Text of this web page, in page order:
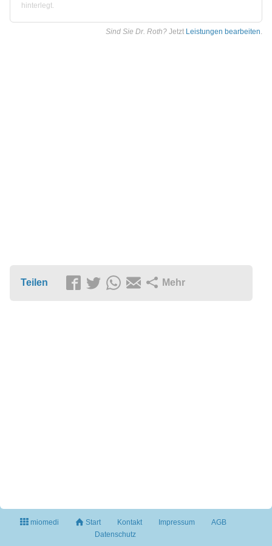
hinterlegt.
Sind Sie Dr. Roth? Jetzt Leistungen bearbeiten.
Teilen Mehr
miomedi Start Kontakt Impressum
AGB
Datenschutz